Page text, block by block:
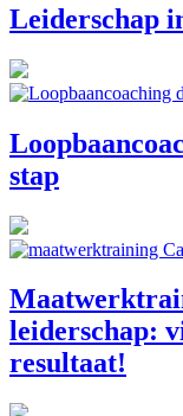
Leiderschap
stap
leiderschap:
resultaat!